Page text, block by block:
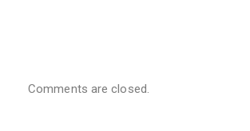
Comments are closed.